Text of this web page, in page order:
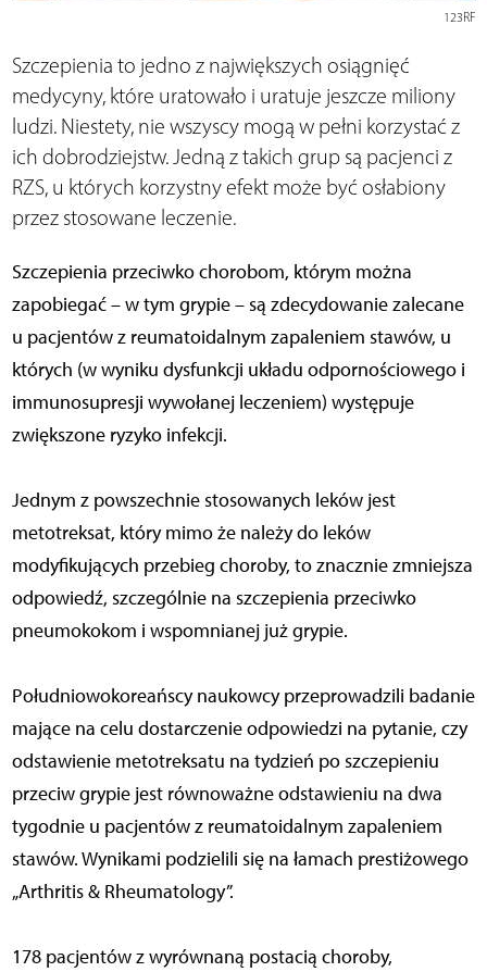
123RF
Szczepienia to jedno z największych osiągnięć
medycyny, które uratowało i uratuje jeszcze miliony
ludzi. Niestety, nie wszyscy mogą w pełni korzystać z
ich dobrodziejstw. Jedną z takich grup są pacjenci z
RZS, u których korzystny efekt może być osłabiony
przez stosowane leczenie.
Szczepienia przeciwko chorobom, którym można
zapobiegać – w tym grypie – są zdecydowanie zalecane
u pacjentów z reumatoidalnym zapaleniem stawów, u
których (w wyniku dysfunkcji układu odpornościowego i
immunosupresji wywołanej leczeniem) występuje
zwiększone ryzyko infekcji.
Jednym z powszechnie stosowanych leków jest
metotreksat, który mimo że należy do leków
modyfikujących przebieg choroby, to znacznie zmniejsza
odpowiedź, szczególnie na szczepienia przeciwko
pneumokokom i wspomnianej już grypie.
Południowokoreańscy naukowcy przeprowadzili badanie
mające na celu dostarczenie odpowiedzi na pytanie, czy
odstawienie metotreksatu na tydzień po szczepieniu
przeciw grypie jest równoważne odstawieniu na dwa
tygodnie u pacjentów z reumatoidalnym zapaleniem
stawów. Wynikami podzielili się na łamach prestiżowego
„Arthritis & Rheumatology”.
178 pacjentów z wyrównaną postacią choroby,